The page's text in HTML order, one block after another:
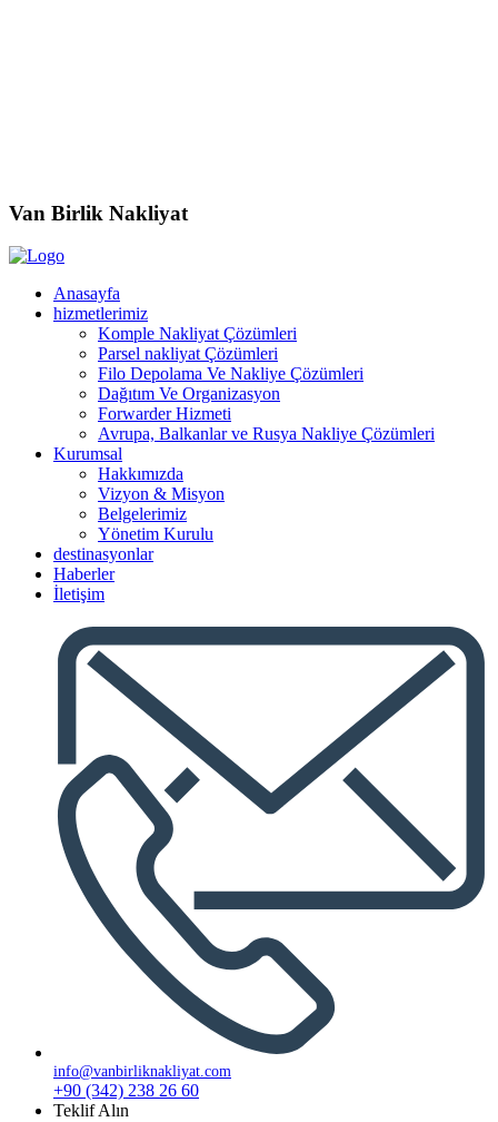
Van Birlik Nakliyat
Anasayfa
hizmetlerimiz
Komple Nakliyat Çözümleri
Parsel nakliyat Çözümleri
Filo Depolama Ve Nakliye Çözümleri
Dağıtım Ve Organizasyon
Forwarder Hizmeti
Avrupa, Balkanlar ve Rusya Nakliye Çözümleri
Kurumsal
Hakkımızda
Vizyon & Misyon
Belgelerimiz
Yönetim Kurulu
destinasyonlar
Haberler
İletişim
info@vanbirliknakliyat.com
+90 (342) 238 26 60
Teklif Alın